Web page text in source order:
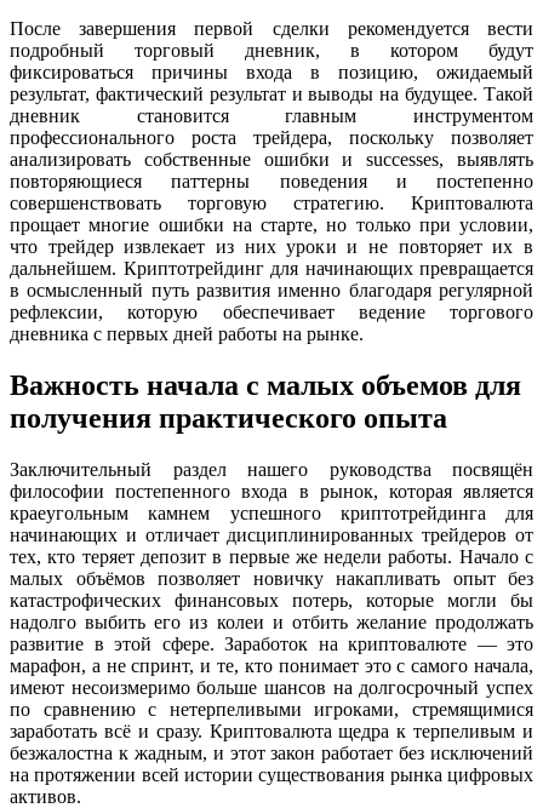
После завершения первой сделки рекомендуется вести
подробный торговый дневник, в котором будут
фиксироваться причины входа в позицию, ожидаемый
результат, фактический результат и выводы на будущее. Такой
дневник становится главным инструментом
профессионального роста трейдера, поскольку позволяет
анализировать собственные ошибки и successes, выявлять
повторяющиеся паттерны поведения и постепенно
совершенствовать торговую стратегию. Криптовалюта
прощает многие ошибки на старте, но только при условии,
что трейдер извлекает из них уроки и не повторяет их в
дальнейшем. Криптотрейдинг для начинающих превращается
в осмысленный путь развития именно благодаря регулярной
рефлексии, которую обеспечивает ведение торгового
дневника с первых дней работы на рынке.
Важность начала с малых объемов для
получения практического опыта
Заключительный раздел нашего руководства посвящён
философии постепенного входа в рынок, которая является
краеугольным камнем успешного криптотрейдинга для
начинающих и отличает дисциплинированных трейдеров от
тех, кто теряет депозит в первые же недели работы. Начало с
малых объёмов позволяет новичку накапливать опыт без
катастрофических финансовых потерь, которые могли бы
надолго выбить его из колеи и отбить желание продолжать
развитие в этой сфере. Заработок на криптовалюте — это
марафон, а не спринт, и те, кто понимает это с самого начала,
имеют несоизмеримо больше шансов на долгосрочный успех
по сравнению с нетерпеливыми игроками, стремящимися
заработать всё и сразу. Криптовалюта щедра к терпеливым и
безжалостна к жадным, и этот закон работает без исключений
на протяжении всей истории существования рынка цифровых
активов.